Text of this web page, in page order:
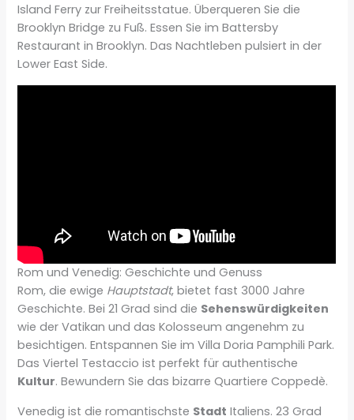
Island Ferry zur Freiheitsstatue. Überqueren Sie die
Brooklyn Bridge zu Fuß. Essen Sie im Battersby
Restaurant in Brooklyn. Das Nachtleben pulsiert in der
Lower East Side.
Rom und Venedig: Geschichte und Genuss
Rom, die ewige Hauptstadt, bietet fast 3000 Jahre
Geschichte. Bei 21 Grad sind die Sehenswürdigkeiten
wie der Vatikan und das Kolosseum angenehm zu
besichtigen. Entspannen Sie im Villa Doria Pamphili Park.
Das Viertel Testaccio ist perfekt für authentische
Kultur. Bewundern Sie das bizarre Quartiere Coppedè.
Venedig ist die romantischste Stadt Italiens. 23 Grad